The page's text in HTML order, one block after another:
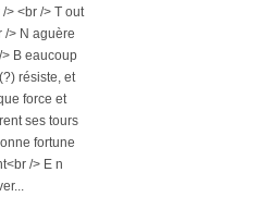
> <br /> T out
/> N aguère
B eaucoup
résiste, et
force et
ses tours
fortune
/> E n